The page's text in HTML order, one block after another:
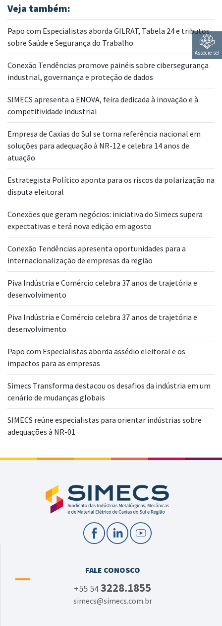
Associe-se!
Veja também:
Papo com Especialistas aborda GILRAT, Tabela 24 e tributos
sobre Saúde e Segurança do Trabalho
Conexão Tendências promove painéis sobre cibersegurança
industrial, governança e proteção de dados
SIMECS apresenta a ENOVA, feira dedicada à inovação e à
competitividade industrial
Empresa de Caxias do Sul se torna referência nacional em
soluções para adequação à NR-12 e celebra 14 anos de
atuação
Estrategista Político aponta para os riscos da polarização na
disputa eleitoral
Conexões que geram negócios: iniciativa do Simecs supera
expectativas e terá nova edição em agosto
Conexão Tendências apresenta oportunidades para a
internacionalização de empresas da região
Piva Indústria e Comércio celebra 37 anos de trajetória e
desenvolvimento
Piva Indústria e Comércio celebra 37 anos de trajetória e
desenvolvimento
Papo com Especialistas aborda assédio eleitoral e os
impactos para as empresas
Simecs Transforma destacou os desafios da indústria em um
cenário de mudanças globais
SIMECS reúne especialistas para orientar indústrias sobre
adequações à NR-01
FALE CONOSCO
+55 543228.1855
simecs@simecs.com.br